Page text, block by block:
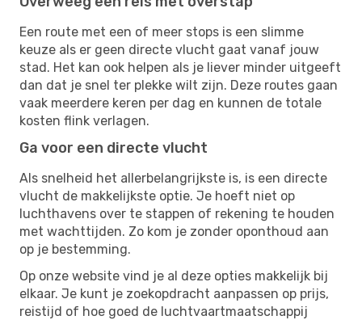
Een route met een of meer stops is een slimme
keuze als er geen directe vlucht gaat vanaf jouw
stad. Het kan ook helpen als je liever minder uitgeeft
dan dat je snel ter plekke wilt zijn. Deze routes gaan
vaak meerdere keren per dag en kunnen de totale
kosten flink verlagen.
Ga voor een directe vlucht
Als snelheid het allerbelangrijkste is, is een directe
vlucht de makkelijkste optie. Je hoeft niet op
luchthavens over te stappen of rekening te houden
met wachttijden. Zo kom je zonder oponthoud aan
op je bestemming.
Op onze website vind je al deze opties makkelijk bij
elkaar. Je kunt je zoekopdracht aanpassen op prijs,
reistijd of hoe goed de luchtvaartmaatschappij